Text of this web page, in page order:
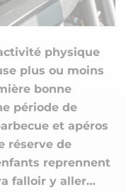
physique
plus ou moins
bonne
période de
et apéros
réserve de
reprennent
falloir y aller…